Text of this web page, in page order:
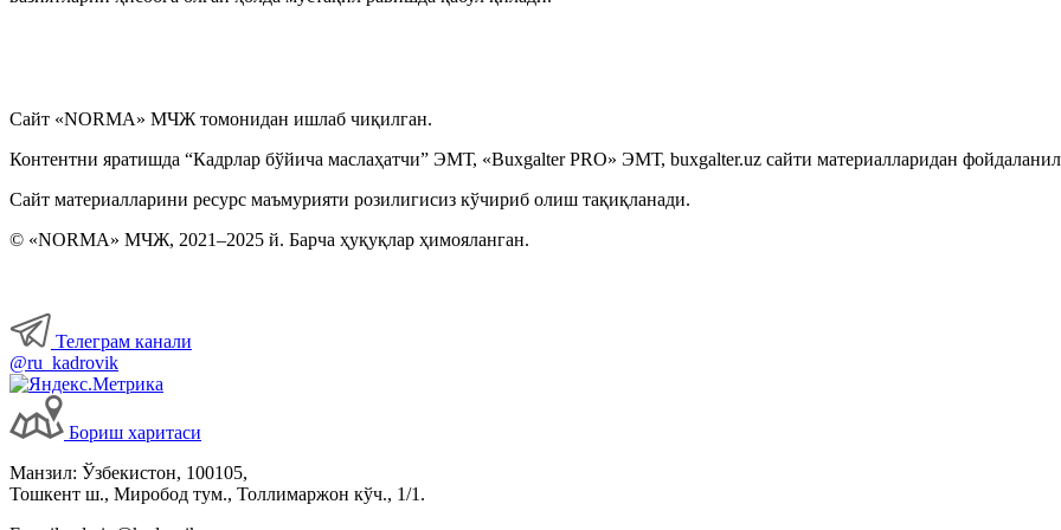
Сайт «NORMA» МЧЖ томонидан ишлаб чиқилган.
Контентни яратишда “Кадрлар бўйича маслаҳатчи” ЭМТ, «Buxgalter PRO» ЭМТ, buxgalter.uz сайти материалларидан
Сайт материалларини ресурс маъмурияти розилигисиз кўчириб олиш тақиқланади.
© «NORMA» МЧЖ, 2021–2025 й. Барча ҳуқуқлар ҳимояланган.
Телеграм канали
@ru_kadrovik
Бориш харитаси
Манзил: Ўзбекистон, 100105,
Тошкент ш., Миробод тум., Толлимаржон кўч., 1/1.